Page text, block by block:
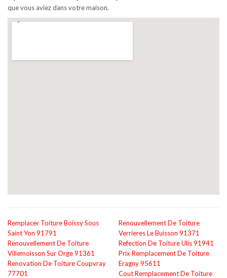
que vous aviez dans votre maison.
Remplacer Toiture Boissy Sous
Saint Yon 91791
Renouvellement De Toiture
Villemoisson Sur Orge 91361
Renovation De Toiture Coupvray
77701
Renouvellement De Toiture
Verrieres Le Buisson 91371
Refection De Toiture Ulis 91941
Prix Remplacement De Toiture
Eragny 95611
Cout Remplacement De Toiture